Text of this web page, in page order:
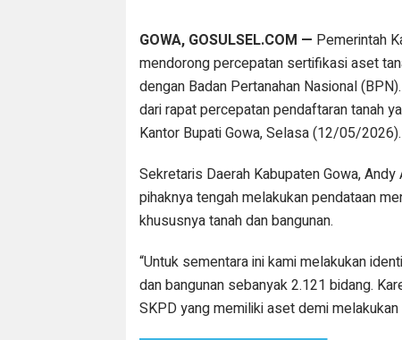
GOWA, GOSULSEL.COM — Pemerintah
mendorong percepatan sertifikasi aset
dengan Badan Pertanahan Nasional
dari rapat percepatan pendaftaran tanah
Kantor Bupati Gowa, Selasa (12/05/2026).
Sekretaris Daerah Kabupaten Gowa,
pihaknya tengah melakukan pendataan
khususnya tanah dan bangunan.
“Untuk sementara ini kami melakukan
dan bangunan sebanyak 2.121 bidang.
SKPD yang memiliki aset demi